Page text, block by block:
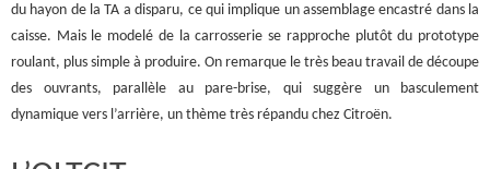
du hayon de la TA a disparu, ce qui implique un assemblage encastré dans la
caisse. Mais le modelé de la carrosserie se rapproche plutôt du prototype
roulant, plus simple à produire. On remarque le très beau travail de découpe
des ouvrants, parallèle au pare-brise, qui suggère un basculement
dynamique vers l’arrière, un thème très répandu chez Citroën.